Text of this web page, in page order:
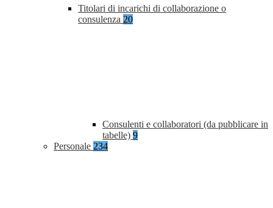
Titolari di incarichi di collaborazione o
consulenza 20
Consulenti e collaboratori (da pubblicare in
tabelle) 9
Personale 234